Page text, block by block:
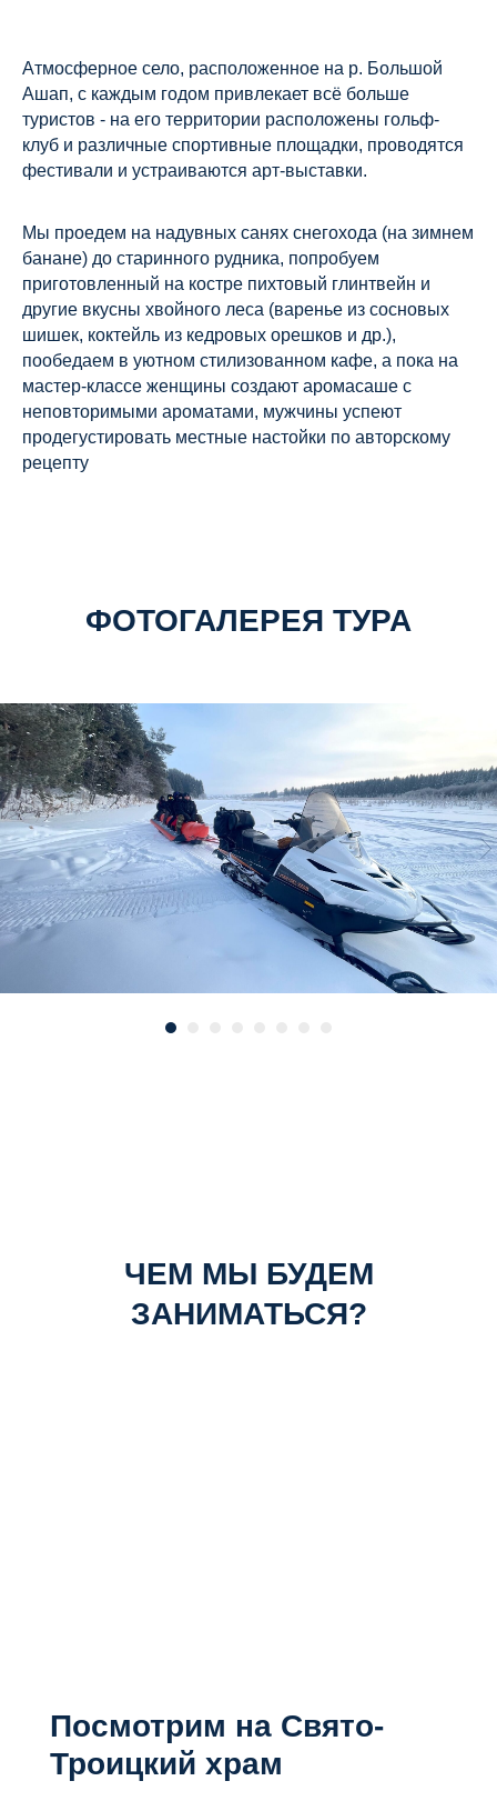
Атмосферное село, расположенное на р. Большой
Ашап, с каждым годом привлекает всё больше
туристов - на его территории расположены гольф-
клуб и различные спортивные площадки, проводятся
фестивали и устраиваются арт-выставки.
Мы проедем на надувных санях снегохода (на зимнем
банане) до старинного рудника, попробуем
приготовленный на костре пихтовый глинтвейн и
другие вкусны хвойного леса (варенье из сосновых
шишек, коктейль из кедровых орешков и др.),
пообедаем в уютном стилизованном кафе, а пока на
мастер-классе женщины создают аромасаше с
неповторимыми ароматами, мужчины успеют
продегустировать местные настойки по авторскому
рецепту
ФОТОГАЛЕРЕЯ ТУРА
ЧЕМ МЫ БУДЕМ
ЗАНИМАТЬСЯ?
Посмотрим на Свято-
Троицкий храм